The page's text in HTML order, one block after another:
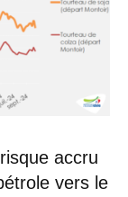
accru
vers le